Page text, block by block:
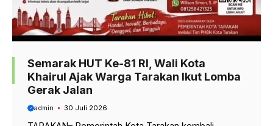
Semarak HUT Ke-81 RI, Wali Kota
Khairul Ajak Warga Tarakan Ikut Lomba
Gerak Jalan
admin 30 Juli 2026